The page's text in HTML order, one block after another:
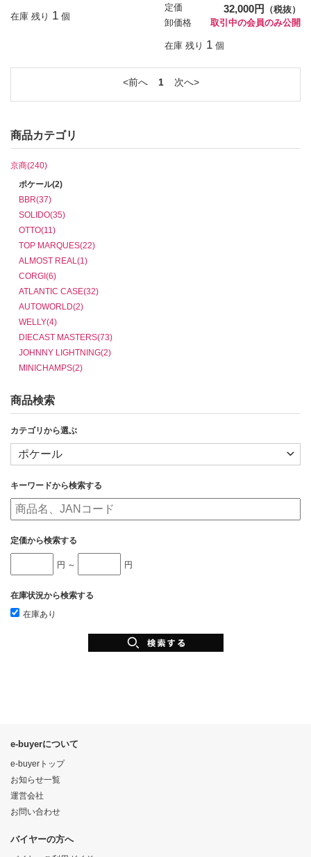
在庫 残り 1 個
定価 32,000円
（税抜）
卸価格
取引中の会員のみ公開
在庫 残り 1 個
前へ 1 次へ
商品カテゴリ
京商(240)
ポケール(2)
BBR(37)
SOLIDO(35)
OTTO(11)
TOP MARQUES(22)
ALMOST REAL(1)
CORGI(6)
ATLANTIC CASE(32)
AUTOWORLD(2)
WELLY(4)
DIECAST MASTERS(73)
JOHNNY LIGHTNING(2)
MINICHAMPS(2)
商品検索
カテゴリから選ぶ
キーワードから検索する
定価から検索する
円 ～ 円
在庫状況から検索する
在庫あり
e-buyerについて
e-buyerトップ
お知らせ一覧
運営会社
お問い合わせ
バイヤーの方へ